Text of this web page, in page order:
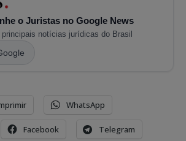
o Juristas no Google News
principais notícias jurídicas do Brasil
WhatsApp
Facebook Telegram